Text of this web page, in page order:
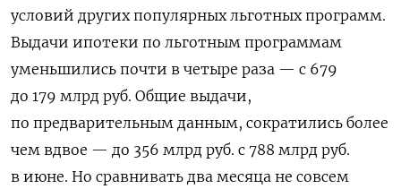
условий других популярных льготных программ.
Выдачи ипотеки по льготным программам
уменьшились почти в четыре раза — с 679
до 179 млрд руб. Общие выдачи,
по предварительным данным, сократились более
чем вдвое — до 356 млрд руб. с 788 млрд руб.
в июне. Но сравнивать два месяца не совсем